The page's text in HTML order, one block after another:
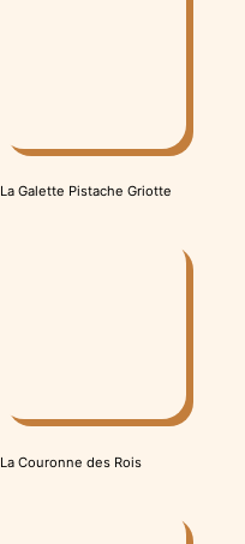
La Galette Pistache Griotte
La Couronne des Rois